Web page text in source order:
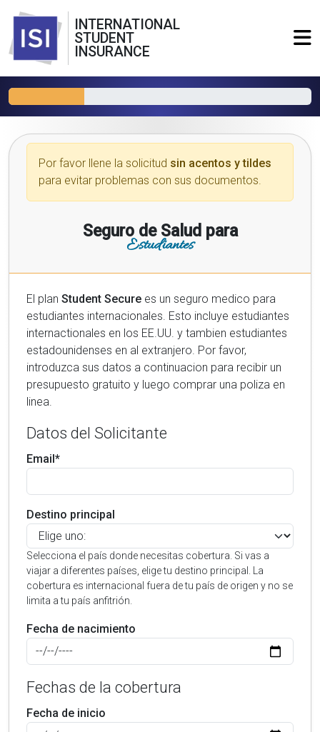
INTERNATIONAL
STUDENT
INSURANCE
Por favor llene la solicitud sin acentos y tildes
para evitar problemas con sus documentos.
Seguro de Salud para
Estudiantes
El plan Student Secure es un seguro medico para
estudiantes internacionales. Esto incluye estudiantes
internactionales en los EE.UU. y tambien estudiantes
estadounidenses en al extranjero. Por favor,
introduzca sus datos a continuacion para recibir un
presupuesto gratuito y luego comprar una poliza en
linea.
Datos del Solicitante
Email*
Destino principal
Selecciona el país donde necesitas cobertura. Si vas a
viajar a diferentes países, elige tu destino principal. La
cobertura es internacional fuera de tu país de origen y no se
limita a tu país anfitrión.
Fecha de nacimiento
Fechas de la cobertura
Fecha de inicio